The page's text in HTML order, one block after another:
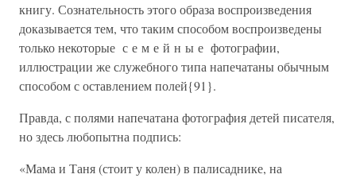
книгу. Сознательность этого образа воспроизведения
доказывается тем, что таким способом воспроизведены
только некоторые с е м е й н ы е фотографии,
иллюстрации же служебного типа напечатаны обычным
способом с оставлением полей{91}.
Правда, с полями напечатана фотография детей писателя,
но здесь любопытна подпись:
«Мама и Таня (стоит у колен) в палисаднике, на